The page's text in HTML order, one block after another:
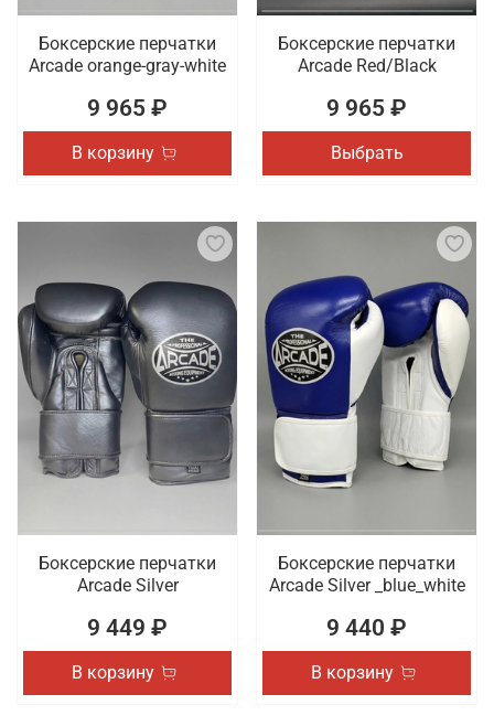
Боксерские перчатки
Arcade orange-gray-white
9 965 ₽
В корзину
Боксерские перчатки
Arcade Red/Black
9 965 ₽
Выбрать
Боксерские перчатки
Arcade Silver
9 449 ₽
В корзину
Боксерские перчатки
Arcade Silver _blue_white
9 440 ₽
В корзину